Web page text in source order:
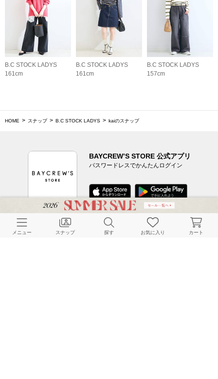
B.C STOCK LADYS
161cm
B.C STOCK LADYS
161cm
B.C STOCK LADYS
157cm
HOME スナップ B.C STOCK LADYS kaiのスナップ
BAYCREW’S STORE 公式アプリ
パスワードレスでかんたんログイン
CUSTOMER SERVICE
メニュー スナップ 探す お気に入り カート